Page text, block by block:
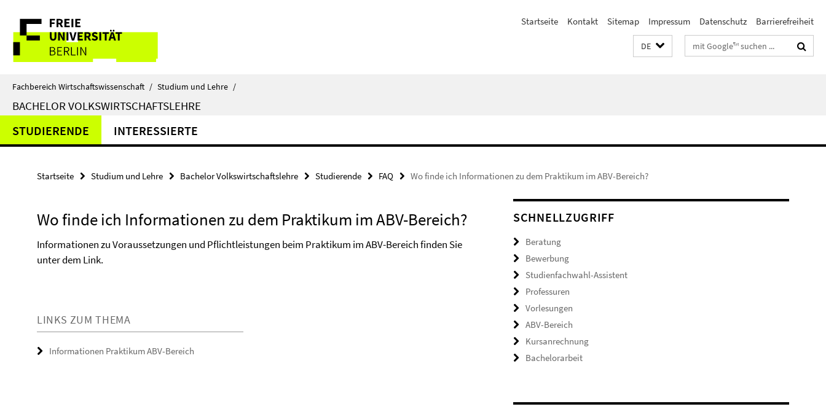
direkt
Inhalt
Service-
Navigation
Startseite Kontakt Sitemap Impressum Datenschutz Barrierefreiheit
DE Suchbegriffe
Fachbereich Wirtschaftswissenschaft / Studium und Lehre /
BACHELOR VOLKSWIRTSCHAFTSLEHRE
STUDIERENDE INTERESSIERTE
Startseite Studium und Lehre Bachelor Volkswirtschaftslehre Studierende FAQ Wo finde ich Informationen zu dem Praktikum im ABV-Bereich?
Wo finde ich Informationen zu dem Praktikum im ABV-Bereich?
Informationen zu Voraussetzungen und Pflichtleistungen beim Praktikum im ABV-Bereich finden Sie
unter dem Link.
LINKS ZUM THEMA
Informationen Praktikum ABV-Bereich
SCHNELLZUGRIFF
Beratung
Bewerbung
Studienfachwahl-Assistent
Professuren
Vorlesungen
ABV-Bereich
Kursanrechnung
Bachelorarbeit